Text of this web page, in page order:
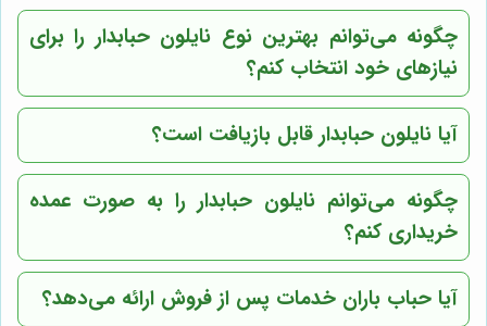
چگونه می‌توانم بهترین نوع نایلون حبابدار را برای
نیازهای خود انتخاب کنم؟
آیا نایلون حبابدار قابل بازیافت است؟
چگونه می‌توانم نایلون حبابدار را به صورت عمده
خریداری کنم؟
آیا حباب باران خدمات پس از فروش ارائه می‌دهد؟